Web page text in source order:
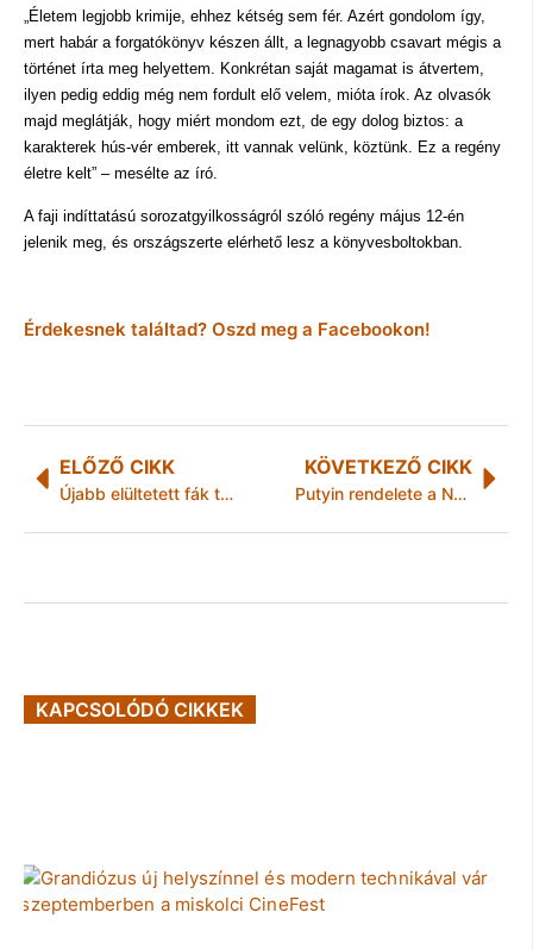
„Életem legjobb krimije, ehhez kétség sem fér. Azért gondolom így,
mert habár a forgatókönyv készen állt, a legnagyobb csavart mégis a
történet írta meg helyettem. Konkrétan saját magamat is átvertem,
ilyen pedig eddig még nem fordult elő velem, mióta írok. Az olvasók
majd meglátják, hogy miért mondom ezt, de egy dolog biztos: a
karakterek hús-vér emberek, itt vannak velünk, köztünk. Ez a regény
életre kelt” – mesélte az író.
A faji indíttatású sorozatgyilkosságról szóló regény május 12-én
jelenik meg, és országszerte elérhető lesz a könyvesboltokban.
Érdekesnek találtad? Oszd meg a Facebookon!
ELŐZŐ CIKK
Újabb elültetett fák tűntek el Miskolcon
KÖVETKEZŐ CIKK
Putyin rendelete a Nyitott Égbolt szerződés felmondásáról
KAPCSOLÓDÓ CIKKEK